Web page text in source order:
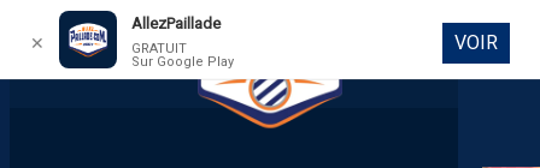
DIRECT
✕
AllezPaillade
GRATUIT
Sur Google Play
VOIR